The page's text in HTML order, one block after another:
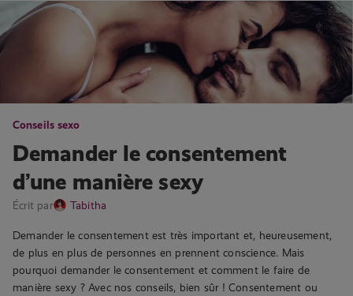
Conseils sexo
Demander le consentement
d’une manière sexy
Écrit par Tabitha
Demander le consentement est très important et, heureusement,
de plus en plus de personnes en prennent conscience. Mais
pourquoi demander le consentement et comment le faire de
manière sexy ? Avec nos conseils, bien sûr ! Consentement ou